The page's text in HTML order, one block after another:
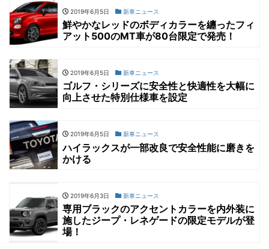
2019年6月5日 新車ニュース
鮮やかなレッドのボディカラーを纏ったフィ
アット500のMT車が80台限定で発売！
2019年6月5日 新車ニュース
ゴルフ・シリーズに安全性と快適性を大幅に
向上させた特別仕様車を設定
2019年6月5日 新車ニュース
ハイラックスが一部改良で安全性能に磨きを
かける
2019年6月3日 新車ニュース
専用ブラックのアクセントカラーを内外装に
施したジープ・レネゲードの限定モデルが登
場！